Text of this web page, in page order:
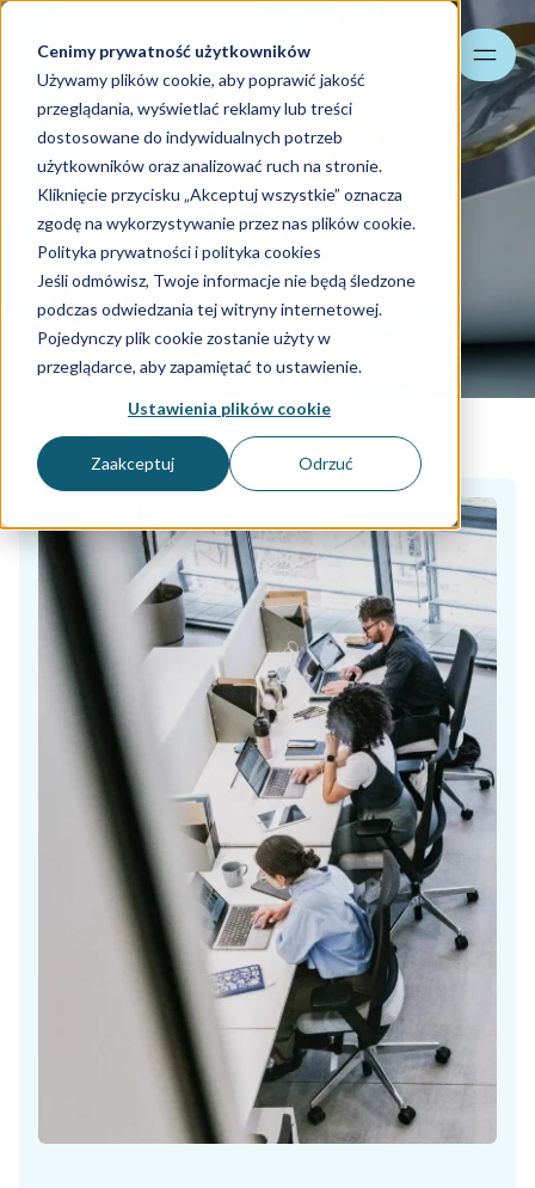
Cenimy prywatność użytkowników
Używamy plików cookie, aby poprawić jakość
przeglądania, wyświetlać reklamy lub treści
dostosowane do indywidualnych potrzeb
użytkowników oraz analizować ruch na stronie.
Kliknięcie przycisku „Akceptuj wszystkie” oznacza
zgodę na wykorzystywanie przez nas plików cookie.
Polityka prywatności i polityka cookies
Jeśli odmówisz, Twoje informacje nie będą śledzone
podczas odwiedzania tej witryny internetowej.
Pojedynczy plik cookie zostanie użyty w
przeglądarce, aby zapamiętać to ustawienie.
Ustawienia plików cookie
Zaakceptuj Odrzuć
Tarcza ZUS -
profesjonalne wsparcie
podczas kontroli ZUS
Skontaktuj się z nami